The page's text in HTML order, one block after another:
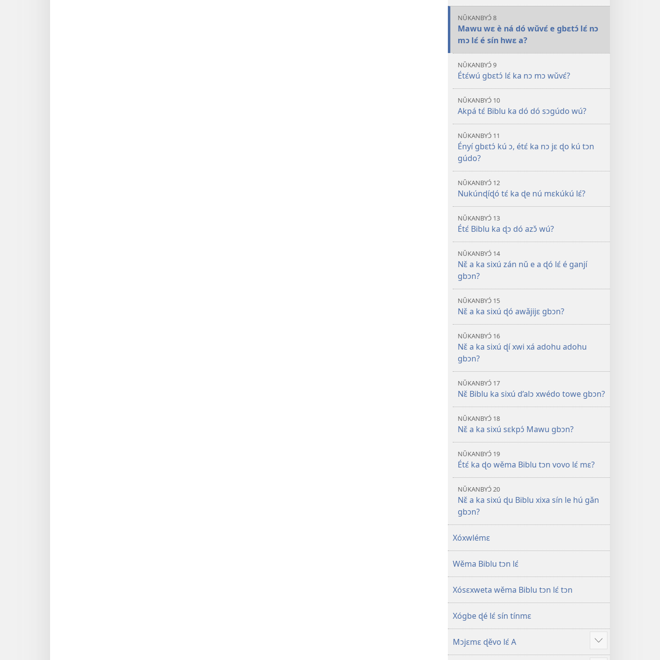
NǓKANBYƆ́ 8
Mawu wɛ è ná dó wǔvɛ́ e gbɛtɔ́ lɛ́ nɔ
mɔ lɛ́ é sín hwɛ a?
NǓKANBYƆ́ 9
Étɛ́wú gbɛtɔ́ lɛ́ ka nɔ mɔ wǔvɛ́?
NǓKANBYƆ́ 10
Akpá tɛ́ Biblu ka dó dó sɔgúdo wú?
NǓKANBYƆ́ 11
Ényí gbɛtɔ́ kú ɔ, étɛ́ ka nɔ jɛ ɖo kú tɔn
gúdo?
NǓKANBYƆ́ 12
Nukúnɖíɖó tɛ́ ka ɖe nú mɛkúkú lɛ́?
NǓKANBYƆ́ 13
Étɛ́ Biblu ka ɖɔ dó azɔ̌ wú?
NǓKANBYƆ́ 14
Nɛ̌ a ka sixú zán nǔ e a ɖó lɛ́ é ganjí
gbɔn?
NǓKANBYƆ́ 15
Nɛ̌ a ka sixú ɖó awǎjijɛ gbɔn?
NǓKANBYƆ́ 16
Nɛ̌ a ka sixú ɖí xwi xá adohu adohu
gbɔn?
NǓKANBYƆ́ 17
Nɛ̌ Biblu ka sixú d’alɔ xwédo towe gbɔn?
NǓKANBYƆ́ 18
Nɛ̌ a ka sixú sɛkpɔ́ Mawu gbɔn?
NǓKANBYƆ́ 19
Étɛ́ ka ɖo wěma Biblu tɔn vovo lɛ́ mɛ?
NǓKANBYƆ́ 20
Nɛ̌ a ka sixú ɖu Biblu xixa sín le hú gǎn
gbɔn?
Xóxwlémɛ
Wěma Biblu tɔn lɛ́
Xósɛxweta wěma Biblu tɔn lɛ́ tɔn
Xógbe ɖé lɛ́ sín tínmɛ
Mɔjɛmɛ ɖěvo lɛ́ A
Xlɛ́
nǔ